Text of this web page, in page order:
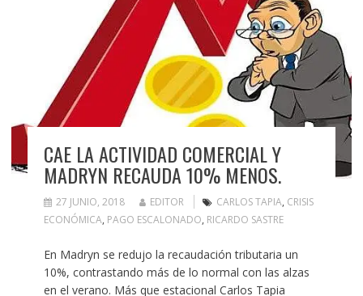
CAE LA ACTIVIDAD COMERCIAL Y
MADRYN RECAUDA 10% MENOS.
27 JUNIO, 2018 EDITOR CARLOS TAPIA, CRISIS
ECONÓMICA, PAGO ESCALONADO, RICARDO SASTRE
En Madryn se redujo la recaudación tributaria un
10%, contrastando más de lo normal con las alzas
en el verano. Más que estacional Carlos Tapia